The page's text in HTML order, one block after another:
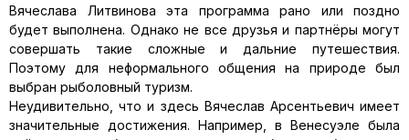
Вячеслава Литвинова эта программа рано или поздно
будет выполнена. Однако не все друзья и партнёры могут
совершать такие сложные и дальние путешествия.
Поэтому для неформального общения на природе был
выбран рыболовный туризм.
Неудивительно, что и здесь Вячеслав Арсентье­вич имеет
значительные достижения. Например, в Венесуэле была